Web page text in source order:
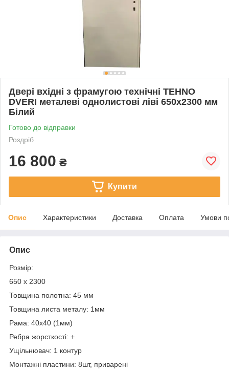
Двері вхідні з фрамугою технічні TEHNO
DVERI металеві однолистові ліві 650х2300 мм
Білий
Готово до відправки
Роздріб
16 800 ₴
Купити
Опис Характеристики Доставка Оплата Умови
Опис
Розмір:
650 х 2300
Товщина полотна: 45 мм
Товщина листа металу: 1мм
Рама: 40х40 (1мм)
Ребра жорсткості: +
Ущільнювач: 1 контур
Монтажні пластини: 8шт, приварені